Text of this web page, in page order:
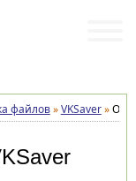
файлов»VKSaver»